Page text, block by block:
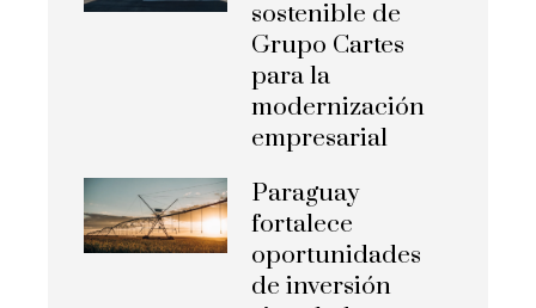
sostenible de
Grupo Cartes
para la
modernización
empresarial
Paraguay
fortalece
oportunidades
de inversión